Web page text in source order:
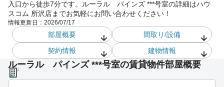
入口から徒歩7分です。ルーラル パインズ ***号室の詳細はハウ
スコム 所沢店までお気軽にお問い合わせください！
情報更新日： 2026/07/17
部屋概要
間取り/設備
契約情報
建物情報
ルーラル パインズ ***号室の賃貸物件部屋概要